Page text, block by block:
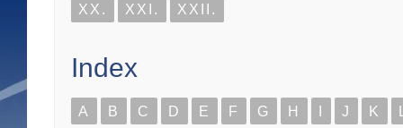
XX.
XXI. XXII.
Index
A B C D E F G H J K